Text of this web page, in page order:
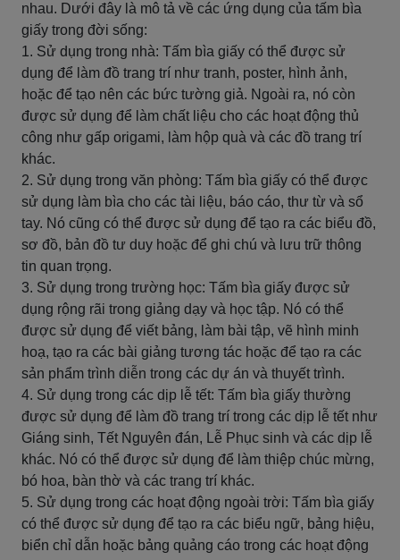
nhau. Dưới đây là mô tả về các ứng dụng của tấm bìa
giấy trong đời sống:
1. Sử dụng trong nhà: Tấm bìa giấy có thể được sử
dụng để làm đồ trang trí như tranh, poster, hình ảnh,
hoặc để tạo nên các bức tường giả. Ngoài ra, nó còn
được sử dụng để làm chất liệu cho các hoạt động thủ
công như gấp origami, làm hộp quà và các đồ trang trí
khác.
2. Sử dụng trong văn phòng: Tấm bìa giấy có thể được
sử dụng làm bìa cho các tài liệu, báo cáo, thư từ và sổ
tay. Nó cũng có thể được sử dụng để tạo ra các biểu đồ,
sơ đồ, bản đồ tư duy hoặc để ghi chú và lưu trữ thông
tin quan trọng.
3. Sử dụng trong trường học: Tấm bìa giấy được sử
dụng rộng rãi trong giảng dạy và học tập. Nó có thể
được sử dụng để viết bảng, làm bài tập, vẽ hình minh
hoạ, tạo ra các bài giảng tương tác hoặc để tạo ra các
sản phẩm trình diễn trong các dự án và thuyết trình.
4. Sử dụng trong các dịp lễ tết: Tấm bìa giấy thường
được sử dụng để làm đồ trang trí trong các dịp lễ tết như
Giáng sinh, Tết Nguyên đán, Lễ Phục sinh và các dịp lễ
khác. Nó có thể được sử dụng để làm thiệp chúc mừng,
bó hoa, bàn thờ và các trang trí khác.
5. Sử dụng trong các hoạt động ngoài trời: Tấm bìa giấy
có thể được sử dụng để tạo ra các biểu ngữ, bảng hiệu,
biển chỉ dẫn hoặc bảng quảng cáo trong các hoạt động